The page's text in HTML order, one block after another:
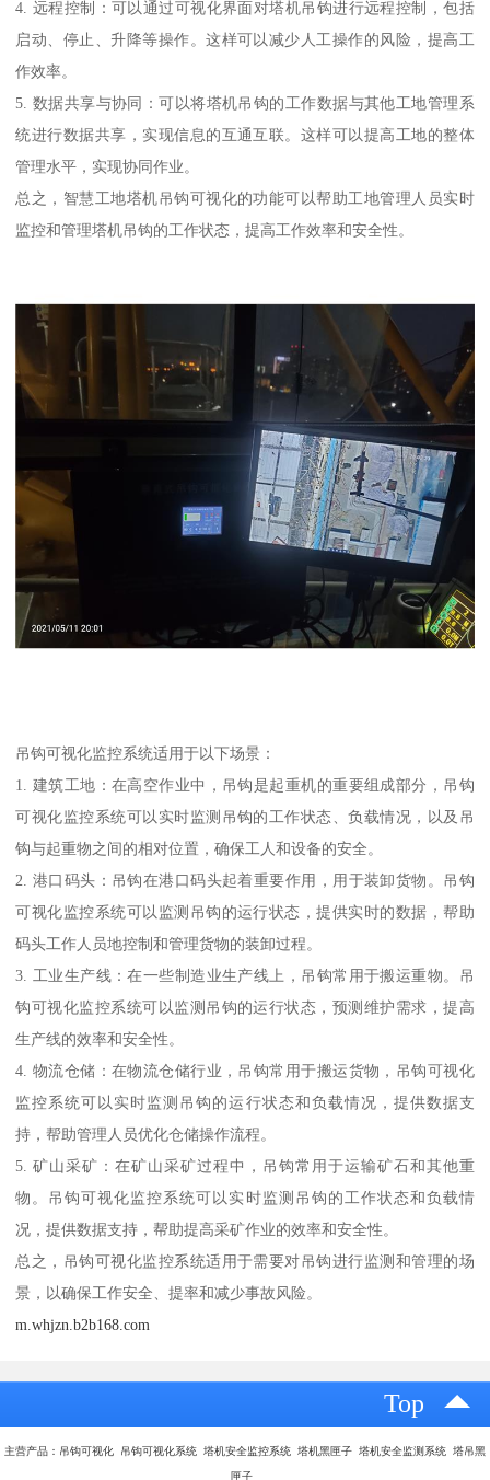
4. 远程控制：可以通过可视化界面对塔机吊钩进行远程控制，包括
启动、停止、升降等操作。这样可以减少人工操作的风险，提高工
作效率。
5. 数据共享与协同：可以将塔机吊钩的工作数据与其他工地管理系
统进行数据共享，实现信息的互通互联。这样可以提高工地的整体
管理水平，实现协同作业。
总之，智慧工地塔机吊钩可视化的功能可以帮助工地管理人员实时
监控和管理塔机吊钩的工作状态，提高工作效率和安全性。
吊钩可视化监控系统适用于以下场景：
1. 建筑工地：在高空作业中，吊钩是起重机的重要组成部分，吊钩
可视化监控系统可以实时监测吊钩的工作状态、负载情况，以及吊
钩与起重物之间的相对位置，确保工人和设备的安全。
2. 港口码头：吊钩在港口码头起着重要作用，用于装卸货物。吊钩
可视化监控系统可以监测吊钩的运行状态，提供实时的数据，帮助
码头工作人员地控制和管理货物的装卸过程。
3. 工业生产线：在一些制造业生产线上，吊钩常用于搬运重物。吊
钩可视化监控系统可以监测吊钩的运行状态，预测维护需求，提高
生产线的效率和安全性。
4. 物流仓储：在物流仓储行业，吊钩常用于搬运货物，吊钩可视化
监控系统可以实时监测吊钩的运行状态和负载情况，提供数据支
持，帮助管理人员优化仓储操作流程。
5. 矿山采矿：在矿山采矿过程中，吊钩常用于运输矿石和其他重
物。吊钩可视化监控系统可以实时监测吊钩的工作状态和负载情
况，提供数据支持，帮助提高采矿作业的效率和安全性。
总之，吊钩可视化监控系统适用于需要对吊钩进行监测和管理的场
景，以确保工作安全、提率和减少事故风险。
m.whjzn.b2b168.com
Top
主营产品：吊钩可视化 吊钩可视化系统 塔机安全监控系统 塔机黑匣子 塔机安全监测系统 塔吊黑
匣子